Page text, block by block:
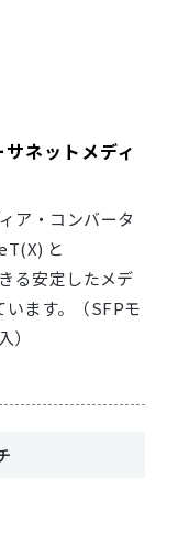
ネットメディ
ア・コンバータ
と
る安定したメデ
ます。（SFPモ